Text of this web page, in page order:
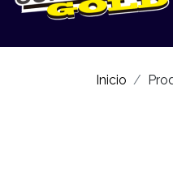
Inicio